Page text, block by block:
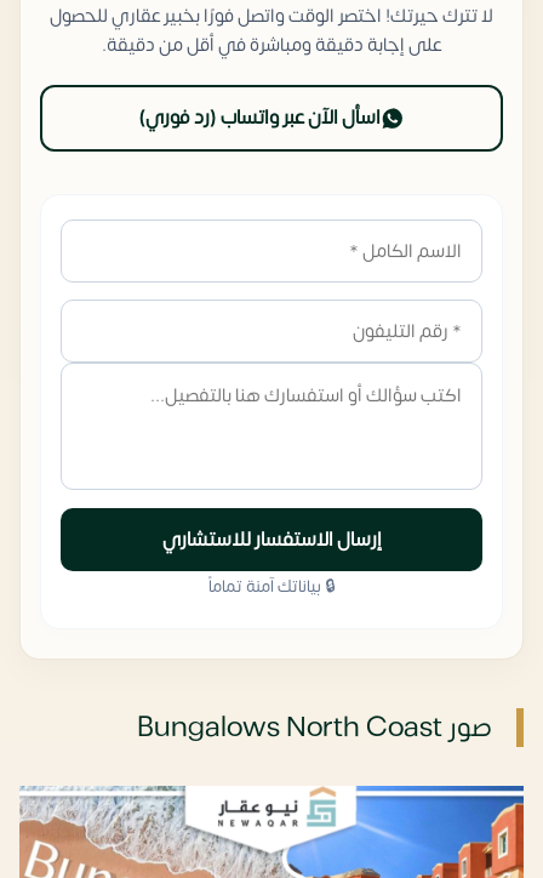
لا تترك حيرتك! اختصر الوقت واتصل فورًا بخبير عقاري للحصول
على إجابة دقيقة ومباشرة في أقل من دقيقة.
اسأل الآن عبر واتساب (رد فوري)
إرسال الاستفسار للاستشاري
🔒 بياناتك آمنة تماماً
صور Bungalows North Coast